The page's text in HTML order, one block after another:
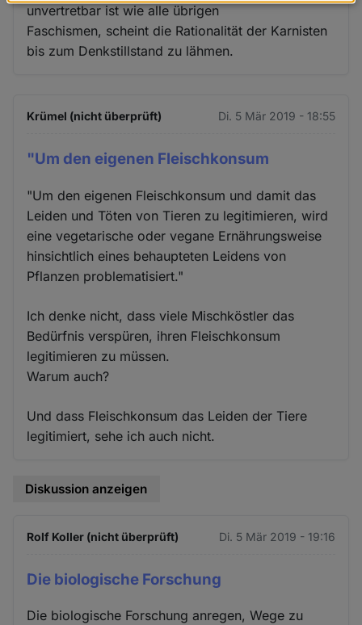
unvertretbar ist wie alle übrigen
Faschismen, scheint die Rationalität der Karnisten
bis zum Denkstillstand zu lähmen.
Krümel (nicht überprüft) Di. 5 Mär 2019 - 18:55
"Um den eigenen Fleischkonsum
"Um den eigenen Fleischkonsum und damit das
Leiden und Töten von Tieren zu legitimieren, wird
eine vegetarische oder vegane Ernährungsweise
hinsichtlich eines behaupteten Leidens von
Pflanzen problematisiert."
Ich denke nicht, dass viele Mischköstler das
Bedürfnis verspüren, ihren Fleischkonsum
legitimieren zu müssen.
Warum auch?
Und dass Fleischkonsum das Leiden der Tiere
legitimiert, sehe ich auch nicht.
Diskussion anzeigen
Rolf Koller (nicht überprüft) Di. 5 Mär 2019 - 19:16
Die biologische Forschung
Die biologische Forschung anregen, Wege zu
Daten
und
Cookies